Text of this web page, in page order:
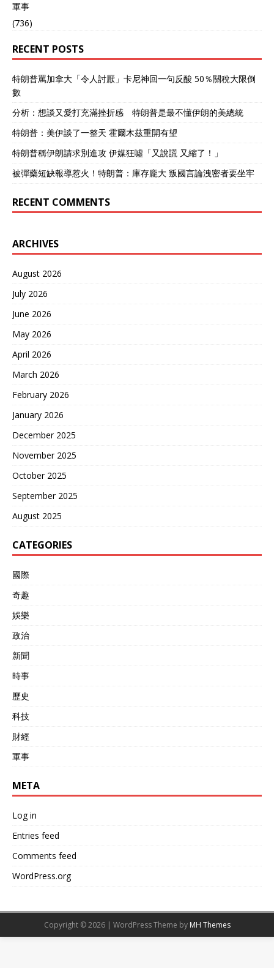
軍事
(736)
RECENT POSTS
特朗普罵加拿大「令人討厭」卡尼神回一句反酸 50％關稅大限倒
數
分析：想談又愛打充滿挫折感 特朗普是最不懂伊朗的美總統
特朗普：美伊談了一整天 霍爾木茲重開有望
特朗普稱伊朗請求別進攻 伊媒狂噓「又說謊 又縮了！」
被彈藥短缺報導惹火！特朗普：庫存龐大 叛國言論洩密者要坐牢
RECENT COMMENTS
ARCHIVES
August 2026
July 2026
June 2026
May 2026
April 2026
March 2026
February 2026
January 2026
December 2025
November 2025
October 2025
September 2025
August 2025
CATEGORIES
國際
奇趣
娛樂
政治
新聞
時事
歷史
科技
財經
軍事
META
Log in
Entries feed
Comments feed
WordPress.org
Copyright © 2026 | WordPress Theme by MH Themes